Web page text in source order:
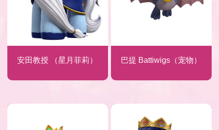
安田教授 （星月菲莉） 巴提 Battiwigs（宠物）